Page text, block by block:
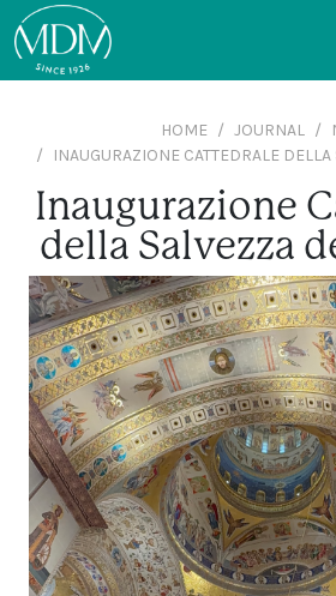
HOME JOURNAL
INAUGURAZIONE CATTEDRALE
Inaugurazione
della Salvezza